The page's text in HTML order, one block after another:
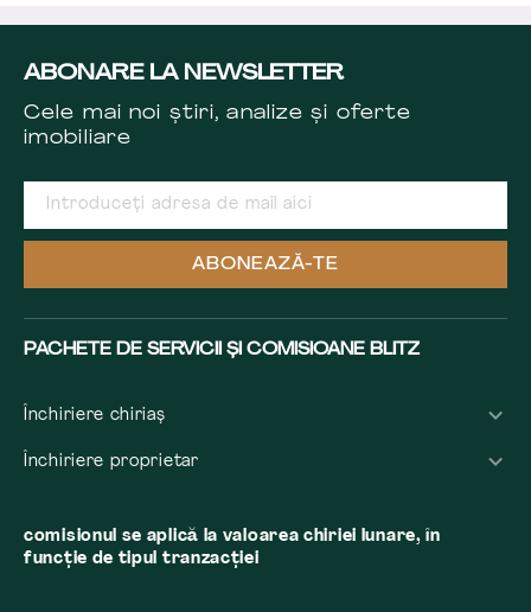
ABONARE LA NEWSLETTER
Cele mai noi știri, analize și oferte
imobiliare
ABONEAZĂ-TE
PACHETE DE SERVICII ȘI COMISIOANE BLITZ
Închiriere chiriaș
Închiriere proprietar
comisionul se aplică la valoarea chiriei lunare, în
funcție de tipul tranzacției